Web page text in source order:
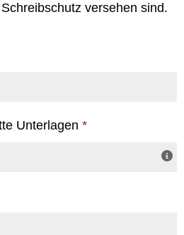
versehen sind.
Unterlagen *